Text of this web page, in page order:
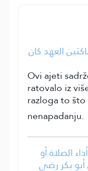
العهد كان
Ovi ajeti
ratovalo iz
razloga to
nenapadanju.
الصلاة أو
أبو بكر رضي